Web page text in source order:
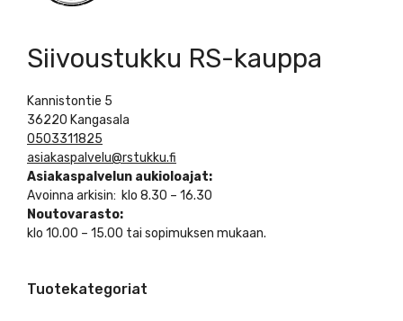
Siivoustukku RS-kauppa
Kannistontie 5
36220 Kangasala
0503311825
asiakaspalvelu@rstukku.fi
Asiakaspalvelun aukioloajat:
Avoinna arkisin: klo 8.30 – 16.30
Noutovarasto:
klo 10.00 – 15.00 tai sopimuksen mukaan.
Tuotekategoriat